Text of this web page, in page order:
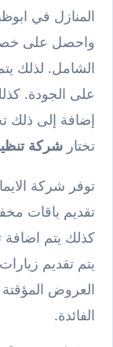
الشامل. لذلك
على الجودة.
إضافة إلى ذلك
تختار شركة
توفر شركة
تقديم باقات
كذلك يتم اضافة
يتم تقديم
العروض
الفائدة.